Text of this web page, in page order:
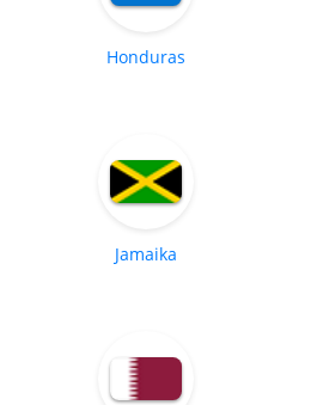
Honduras
Jamaika